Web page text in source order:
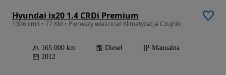
Hyundai ix20 1.4 CRDi Premium
1396 cm3 • 77 KM • Pierwszy właściciel Klimatyzacja Czujniki
165 000 km Diesel
Manualna
2012